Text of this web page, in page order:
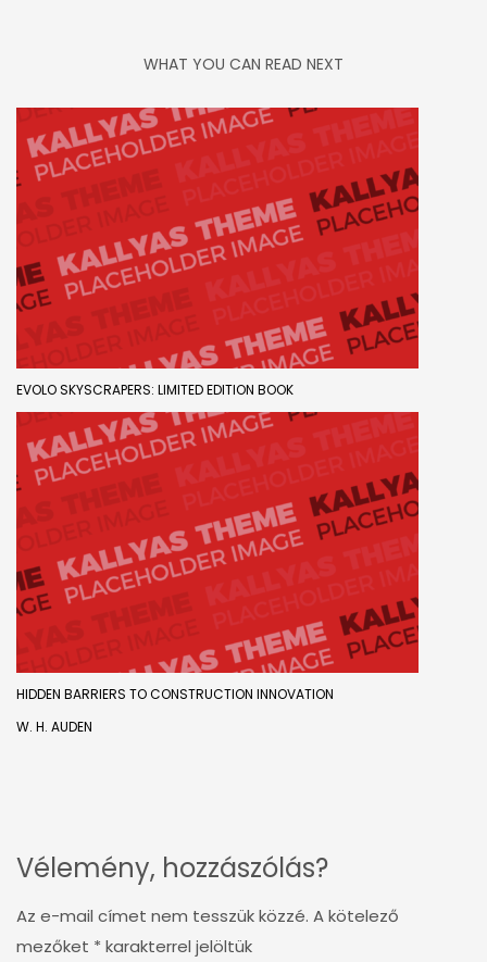
WHAT YOU CAN READ NEXT
EVOLO SKYSCRAPERS: LIMITED EDITION BOOK
HIDDEN BARRIERS TO CONSTRUCTION INNOVATION
W. H. AUDEN
Vélemény, hozzászólás?
Az e-mail címet nem tesszük közzé. A kötelező
mezőket * karakterrel jelöltük